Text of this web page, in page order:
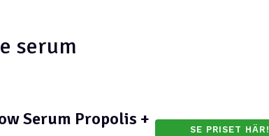
serum
Serum Propolis +
SE PRISET HÄR!